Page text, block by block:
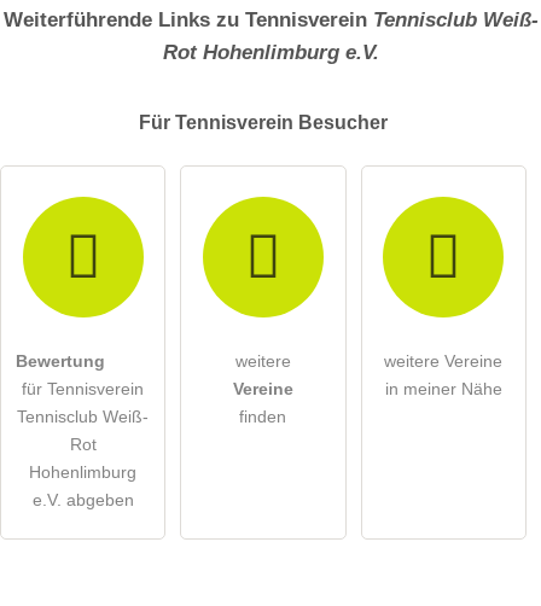
Weiterführende Links zu Tennisverein Tennisclub Weiß-
Rot Hohenlimburg e.V.
Für Tennisverein Besucher
Bewertung
für Tennisverein
Tennisclub Weiß-
Rot
Hohenlimburg
e.V. abgeben
weitere
Vereine
finden
weitere Vereine
in meiner Nähe